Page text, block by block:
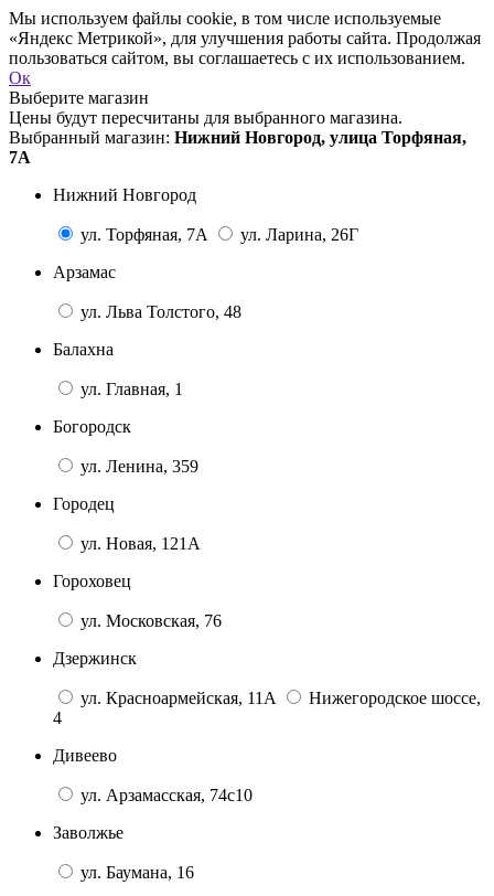
Мы используем файлы cookie, в том числе используемые
«Яндекс Метрикой», для улучшения работы сайта. Продолжая
пользоваться сайтом, вы соглашаетесь с их использованием.
Ок
Выберите магазин
Цены будут пересчитаны для выбранного магазина.
Выбранный магазин: Нижний Новгород, улица Торфяная,
7А
Нижний Новгород
ул. Торфяная, 7А
ул. Ларина, 26Г
Арзамас
ул. Льва Толстого, 48
Балахна
ул. Главная, 1
Богородск
ул. Ленина, 359
Городец
ул. Новая, 121А
Гороховец
ул. Московская, 76
Дзержинск
ул. Красноармейская, 11А
Нижегородское шоссе,
4
Дивеево
ул. Арзамасская, 74с10
Заволжье
ул. Баумана, 16